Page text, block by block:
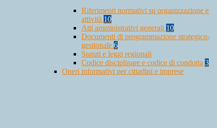
Riferimenti normativi su organizzazione e
attività 10
Atti amministrativi generali 10
Documenti di programmazione strategico-
gestionale 6
Statuti e leggi regionali
Codice disciplinare e codice di condotta 3
Oneri informativi per cittadini e imprese